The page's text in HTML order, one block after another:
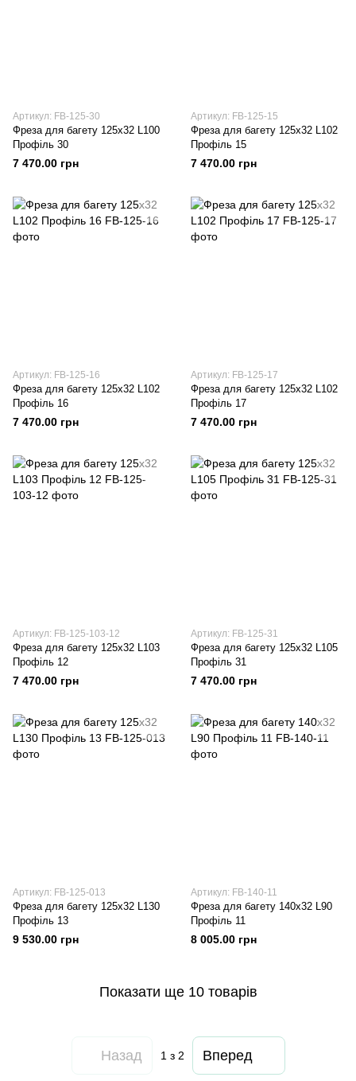
Артикул: FB-125-30
Фреза для багету 125х32 L100
Профіль 30
7 470.00 грн
Артикул: FB-125-15
Фреза для багету 125х32 L102
Профіль 15
7 470.00 грн
Артикул: FB-125-16
Фреза для багету 125х32 L102
Профіль 16
7 470.00 грн
Артикул: FB-125-17
Фреза для багету 125х32 L102
Профіль 17
7 470.00 грн
Артикул: FB-125-103-12
Фреза для багету 125х32 L103
Профіль 12
7 470.00 грн
Артикул: FB-125-31
Фреза для багету 125х32 L105
Профіль 31
7 470.00 грн
Артикул: FB-125-013
Фреза для багету 125х32 L130
Профіль 13
9 530.00 грн
Артикул: FB-140-11
Фреза для багету 140х32 L90
Профіль 11
8 005.00 грн
Показати ще 10 товарів
Назад 1 з 2 Вперед